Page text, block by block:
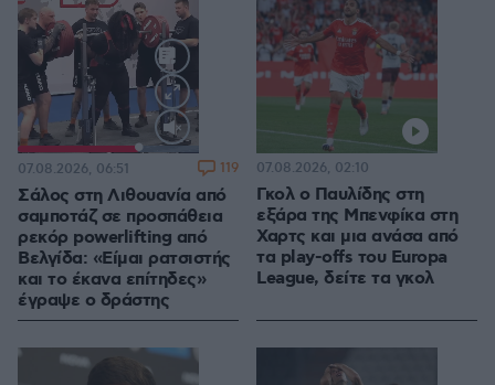
Loaded:
100.00%
Σάλος στη Λιθουανία από
σαμποτάζ σε προσπάθεια
ρεκόρ powerlifting από
Βελγίδα: «Είμαι ρατσιστής
και το έκανα επίτηδες»
έγραψε ο δράστης
07.08.2026, 06:51 119
Γκολ ο Παυλίδης στη
εξάρα της Μπενφίκα στη
Χαρτς και μια ανάσα από
τα play-offs του Europa
League, δείτε τα γκολ
07.08.2026, 02:10